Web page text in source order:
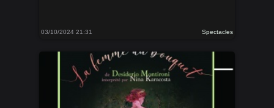
03/10/2024 21:31 Spectacles